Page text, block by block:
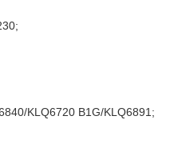
KLQ6720 B1G/KLQ6891;